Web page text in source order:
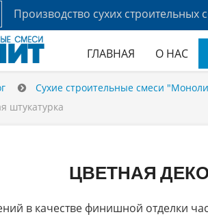
Производство сухих строительных
ГЛАВНАЯ О НАС
Сухие строительные смеси
штукатурка
ЦВЕТНАЯ
в качестве финишной отделки